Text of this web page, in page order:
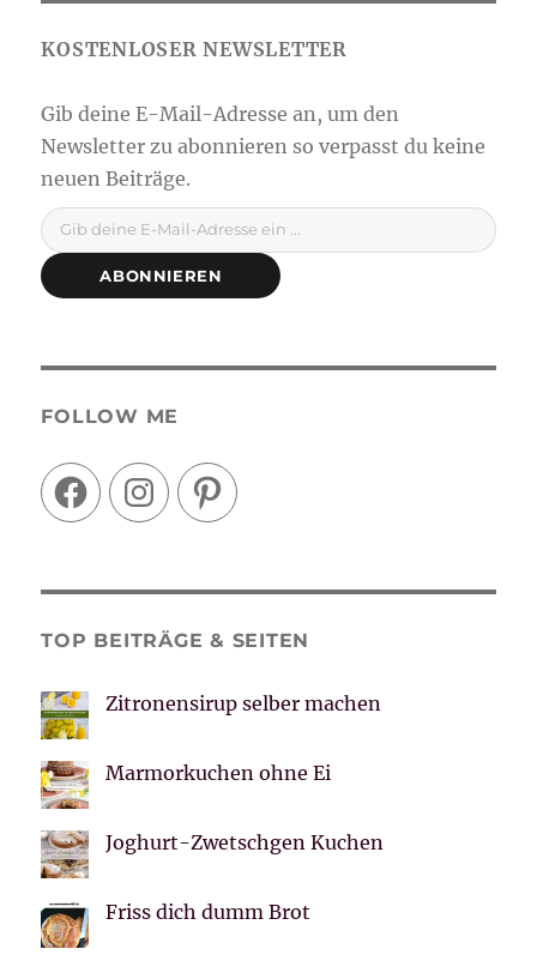
Gib deine E-Mail-Adresse ein ...
ABONNIEREN
FOLLOW ME
FacebookInstagramPinterest
TOP BEITRÄGE & SEITEN
Zitronensirup selber machen
Marmorkuchen ohne Ei
Joghurt-Zwetschgen Kuchen
Friss dich dumm Brot